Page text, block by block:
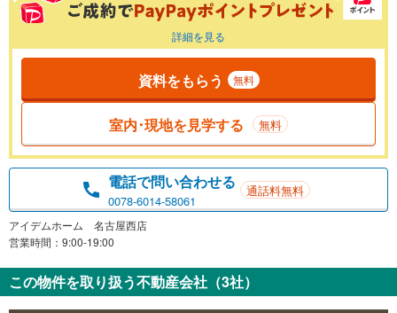
詳細を見る
資料をもらう 無料
室内･現地を見学する 無料
電話で問い合わせる
0078-6014-58061
通話料無料
アイデムホーム 名古屋西店
営業時間：9:00-19:00
この物件を取り扱う不動産会社（3社）